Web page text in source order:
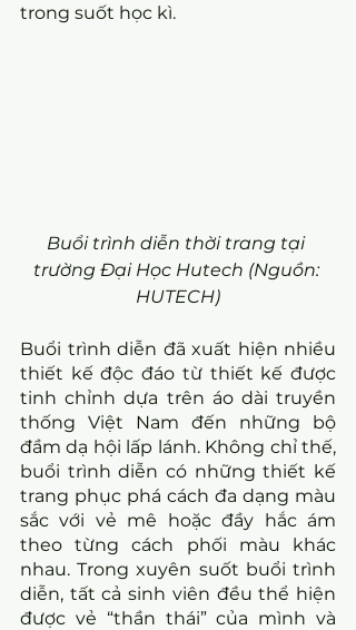
trong suốt học kì.
Buổi trình diễn thời trang tại
trường Đại Học Hutech (Nguồn:
HUTECH)
Buổi trình diễn đã xuất hiện nhiều
thiết kế độc đáo từ thiết kế được
tinh chỉnh dựa trên áo dài truyền
thống Việt Nam đến những bộ
đầm dạ hội lấp lánh. Không chỉ thế,
buổi trình diễn có những thiết kế
trang phục phá cách đa dạng màu
sắc với vẻ mê hoặc đầy hắc ám
theo từng cách phối màu khác
nhau. Trong xuyên suốt buổi trình
diễn, tất cả sinh viên đều thể hiện
được vẻ “thần thái” của mình và